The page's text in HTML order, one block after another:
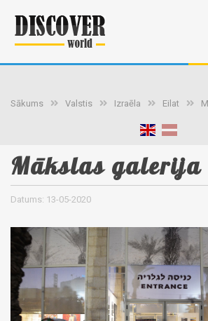
Sākums Valstis Izraēla Eilat
Mākslas
Datums: 13-05-2020